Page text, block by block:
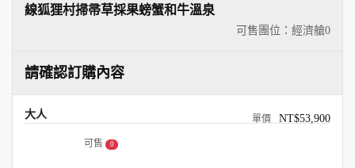
可售團位：經濟艙0
線狐狸村掃帚草採果螃蟹和牛溫泉
請確認訂購內容
大人 NT$53,900
可售 0